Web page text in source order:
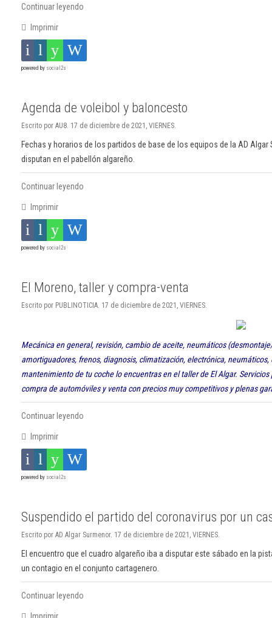
Continuar leyendo
Imprimir
powered by social2s
Agenda de voleibol y baloncesto
Escrito por AU8. 17 de diciembre de 2021, VIERNES.
Fechas y horarios de los partidos de base de los equipos de la AD Algar
disputan en el pabellón algareño.
Continuar leyendo
Imprimir
powered by social2s
El Moreno, taller y compra-venta
Escrito por PUBLINOTICIA. 17 de diciembre de 2021, VIERNES.
Mecánica en general, revisión, cambio de aceite, neumáticos
amortiguadores, frenos, diagnosis, climatización, electrónica,
mantenimiento de tu coche lo encuentras en el taller de El Algar.
compra de automóviles y venta con precios muy competitivos y plenas
Continuar leyendo
Imprimir
powered by social2s
Suspendido el partido del coronavirus por un
Escrito por AD Algar Surmenor. 17 de diciembre de 2021, VIERNES.
El encuentro que el cuadro algareño iba a disputar este sábado en la
un contagio en el conjunto cartagenero.
Continuar leyendo